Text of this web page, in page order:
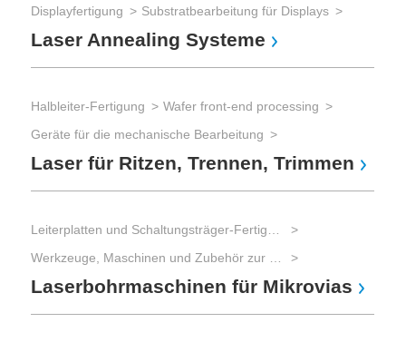
Displayfertigung
Substratbearbeitung für Displays
Laser Annealing Systeme
Halbleiter-Fertigung
Wafer front-end processing
Geräte für die mechanische Bearbeitung
Laser für Ritzen, Trennen, Trimmen
Leiterplatten und Schaltungsträger-Fertigung
Werkzeuge, Maschinen und Zubehör zur Leiterplatten-Bearbeitung
Laserbohrmaschinen für Mikrovias